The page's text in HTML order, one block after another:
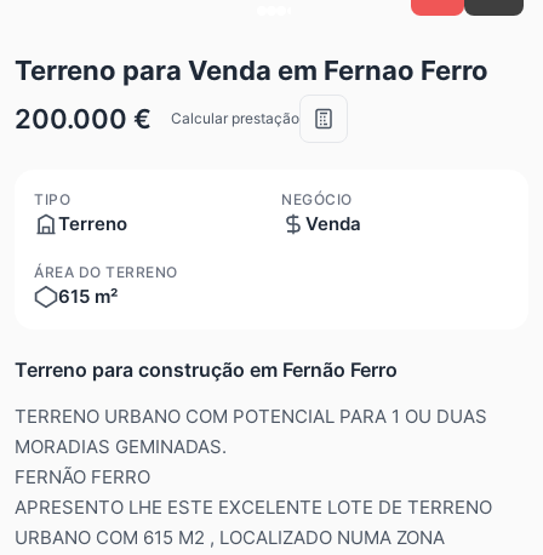
Terreno para Venda em Fernao Ferro
200.000 €
Calcular prestação
TIPO
Terreno
NEGÓCIO
Venda
ÁREA DO TERRENO
615 m²
Terreno para construção em Fernão Ferro
TERRENO URBANO COM POTENCIAL PARA 1 OU DUAS
MORADIAS GEMINADAS.
FERNÃO FERRO
APRESENTO LHE ESTE EXCELENTE LOTE DE TERRENO
URBANO COM 615 M2 , LOCALIZADO NUMA ZONA